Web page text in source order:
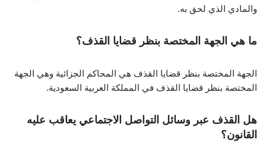
والمادي الذي لحق به.
ما هي الجهة المختصة بنظر قضايا القذف؟
الجهة المختصة بنظر قضايا القذف هي المحاكم الجزائية وهي الجهة
المختصة بنظر قضايا القذف في المملكة العربية السعودية.
هل القذف عبر وسائل التواصل الاجتماعي يعاقب عليه
القانون؟